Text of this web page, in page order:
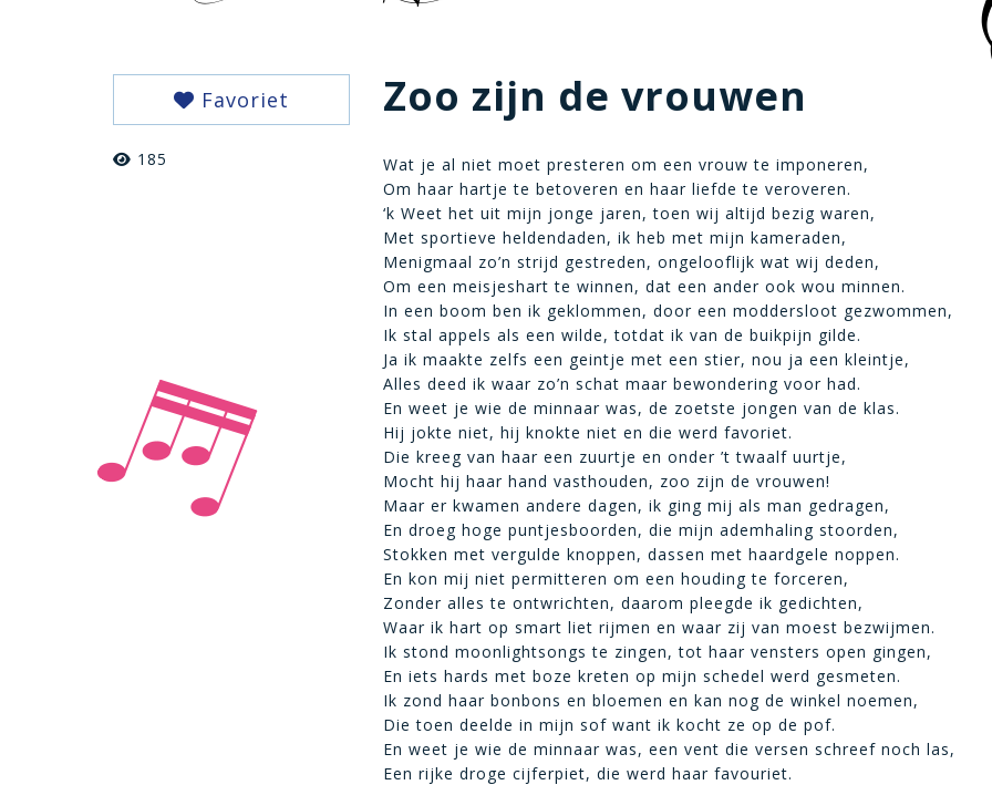
Favoriet
185
Zoo zijn de vrouwen
Wat je al niet moet presteren om een vrouw te imponeren,
Om haar hartje te betoveren en haar liefde te veroveren.
‘k Weet het uit mijn jonge jaren, toen wij altijd bezig waren,
Met sportieve heldendaden, ik heb met mijn kameraden,
Menigmaal zo’n strijd gestreden, ongelooflijk wat wij deden,
Om een meisjeshart te winnen, dat een ander ook wou minnen.
In een boom ben ik geklommen, door een moddersloot gezwommen,
Ik stal appels als een wilde, totdat ik van de buikpijn gilde.
Ja ik maakte zelfs een geintje met een stier, nou ja een kleintje,
Alles deed ik waar zo’n schat maar bewondering voor had.
En weet je wie de minnaar was, de zoetste jongen van de klas.
Hij jokte niet, hij knokte niet en die werd favoriet.
Die kreeg van haar een zuurtje en onder ’t twaalf uurtje,
Mocht hij haar hand vasthouden, zoo zijn de vrouwen!
Maar er kwamen andere dagen, ik ging mij als man gedragen,
En droeg hoge puntjesboorden, die mijn ademhaling stoorden,
Stokken met vergulde knoppen, dassen met haardgele noppen.
En kon mij niet permitteren om een houding te forceren,
Zonder alles te ontwrichten, daarom pleegde ik gedichten,
Waar ik hart op smart liet rijmen en waar zij van moest bezwijmen.
Ik stond moonlightsongs te zingen, tot haar vensters open gingen,
En iets hards met boze kreten op mijn schedel werd gesmeten.
Ik zond haar bonbons en bloemen en kan nog de winkel noemen,
Die toen deelde in mijn sof want ik kocht ze op de pof.
En weet je wie de minnaar was, een vent die versen schreef noch las,
Een rijke droge cijferpiet, die werd haar favouriet.